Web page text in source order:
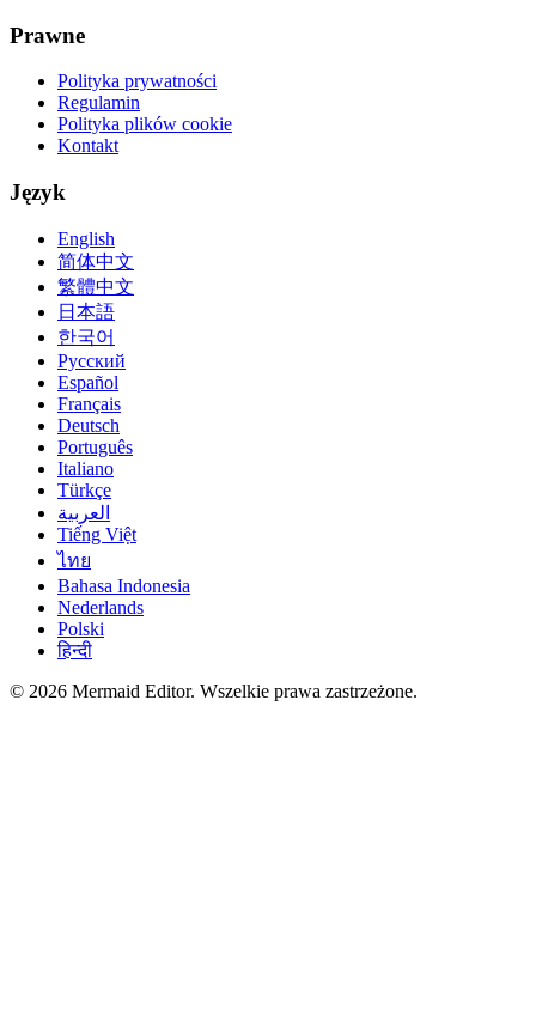
Prawne
Polityka prywatności
Regulamin
Polityka plików cookie
Kontakt
Język
English
简体中文
繁體中文
日本語
한국어
Русский
Español
Français
Deutsch
Português
Italiano
Türkçe
العربية
Tiếng Việt
ไทย
Bahasa Indonesia
Nederlands
Polski
हिन्दी
© 2026 Mermaid Editor. Wszelkie prawa zastrzeżone.